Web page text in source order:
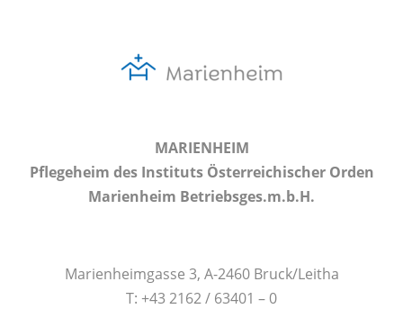
MARIENHEIM
Pflegeheim des Instituts Österreichischer Orden
Marienheim Betriebsges.m.b.H.
Marienheimgasse 3, A-2460 Bruck/Leitha
T: +43 2162 / 63401 – 0